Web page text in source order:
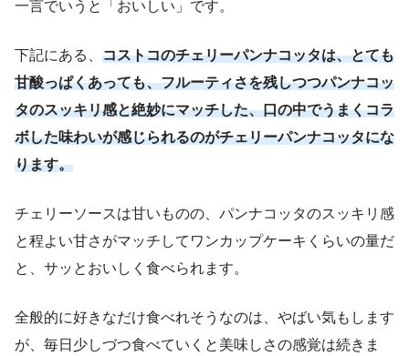
一言でいうと「おいしい」です。
下記にある、 コストコのチェリーパンナコッタは、とても
甘酸っぱくあっても、フルーティさを残しつつパンナコッ
タのスッキリ感と絶妙にマッチした、口の中でうまくコラ
ボした味わいが感じられるのがチェリーパンナコッタにな
ります。
チェリーソースは甘いものの、パンナコッタのスッキリ感
と程よい甘さがマッチしてワンカップケーキくらいの量だ
と、サッとおいしく食べられます。
全般的に好きなだけ食べれそうなのは、やばい気もします
が、毎日少しづつ食べていくと美味しさの感覚は続きま